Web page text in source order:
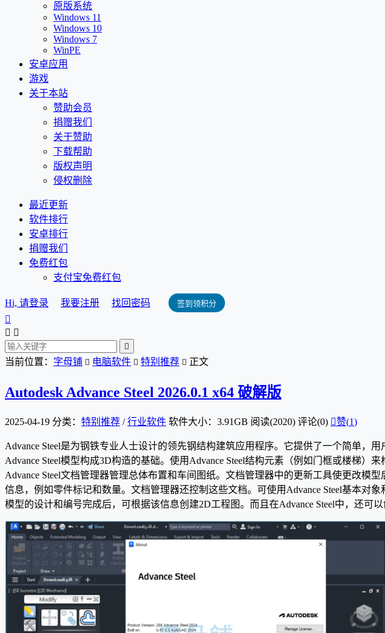
原版系统
Windows 11
Windows 10
Windows 7
WinPE
安卓应用
游戏
关于本站
赞助会员
捐赠我们
关于赞助
下载帮助
版权声明
侵权删除
最近更新
软件排行
安卓排行
捐赠我们
免费红包
支付宝免费红包
Hi, 请登录 我要注册 找回密码 签到领积分

 

当前位置： 字母铺  电脑软件  特别推荐  正文
Autodesk Advance Steel 2026.0.1 x64 破解版
2025-04-19 分类： 特别推荐 /行业软件 软件大小：3.91GB 阅读(2020) 评论(0) 赞(1)
Advance Steel是为钢铁专业人士设计的领先钢结构建筑应用程序。它提供了一个简单，
Advance Steel模型构成3D构造的基础。使用Advance Steel结构元素（例如门框或楼梯
Advance Steel文档管理器管理总体布置和车间图纸。文档管理器中的更新工具使更改
信息，例如零件标记和数量。文档管理器还控制这些文档。可使用Advance Steel基本对
模型的设计和编号完成后，可根据该信息创建2D工程图。而且在Advance Steel中，还可